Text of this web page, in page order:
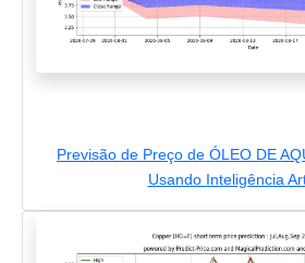
Previsão de Preço de ÓLEO DE
Usando Inteligência